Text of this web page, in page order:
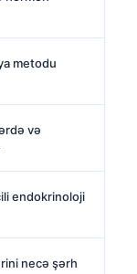
metodu
və
endokrinoloji
necə şərh